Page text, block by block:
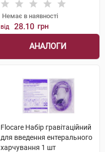
Немає в наявності
від 28.10 грн
АНАЛОГИ
Flocare Набір гравітаційний
для введення ентерального
харчування 1 шт